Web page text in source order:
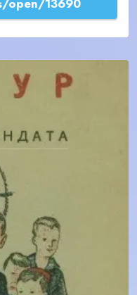
open/13690